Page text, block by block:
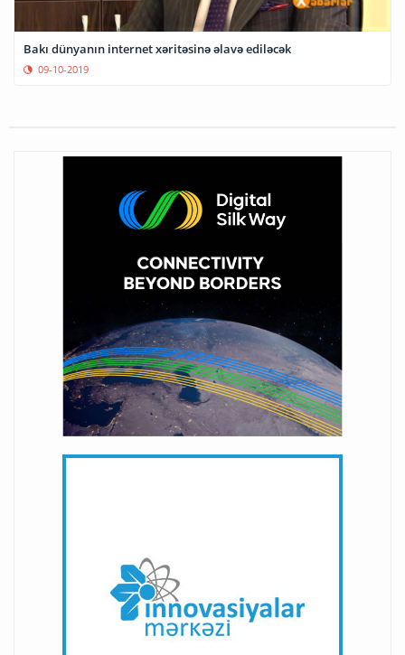
Bakı dünyanın internet xəritəsinə əlavə ediləcək
09-10-2019